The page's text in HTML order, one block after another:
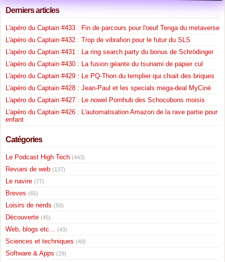
Derniers articles
L'apéro du Captain #433 : Fin de parcours pour l'oeuf Tenga du metaverse
L'apéro du Captain #432 : Trop de vibrafion pour le futur du SLS
L'apéro du Captain #431 : La ring search party du bonus de Schrödinger
L'apéro du Captain #430 : La fusion géante du tsunami de papier cul
L'apéro du Captain #429 : Le PQ-Thon du templier qui chiait des briques
L'apéro du Captain #428 : Jean-Paul et les specials mega-deal MyCiné
L'apéro du Captain #427 : Le nowel Pornhub des Schocobons moisis
L'apéro du Captain #426 : L'automatisation Amazon de la rave partie pour
enfant
Catégories
Le Podcast High Tech (443)
Revues de web (137)
Le navire (77)
Breves (65)
Loisirs de nerds (50)
Découverte (45)
Web, blogs etc... (43)
Sciences et techniques (40)
Software & Apps (29)